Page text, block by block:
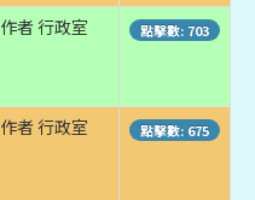
作者 行政室 點擊數: 703
作者 行政室 點擊數: 675